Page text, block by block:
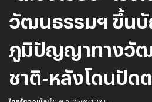
วัฒนธรรมฯ ขึ้น
ภูมิปัญญาทางวั
ชาติ-หลังโดนปัด